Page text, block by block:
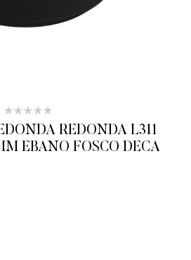
REDONDA L311
EBANO FOSCO DECA